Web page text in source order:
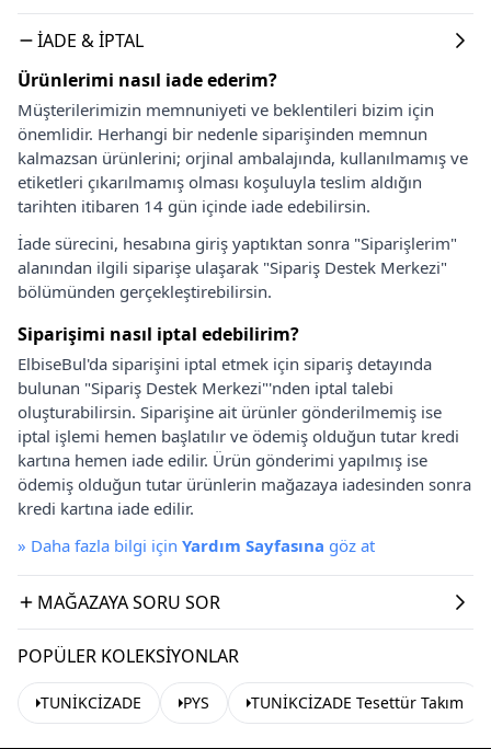
İADE & İPTAL
Ürünlerimi nasıl iade ederim?
Müşterilerimizin memnuniyeti ve beklentileri bizim için
önemlidir. Herhangi bir nedenle siparişinden memnun
kalmazsan ürünlerini; orjinal ambalajında, kullanılmamış ve
etiketleri çıkarılmamış olması koşuluyla teslim aldığın
tarihten itibaren 14 gün içinde iade edebilirsin.
İade sürecini, hesabına giriş yaptıktan sonra "Siparişlerim"
alanından ilgili siparişe ulaşarak "Sipariş Destek Merkezi"
bölümünden gerçekleştirebilirsin.
Siparişimi nasıl iptal edebilirim?
ElbiseBul'da siparişini iptal etmek için sipariş detayında
bulunan "Sipariş Destek Merkezi"'nden iptal talebi
oluşturabilirsin. Siparişine ait ürünler gönderilmemiş ise
iptal işlemi hemen başlatılır ve ödemiş olduğun tutar kredi
kartına hemen iade edilir. Ürün gönderimi yapılmış ise
ödemiş olduğun tutar ürünlerin mağazaya iadesinden sonra
kredi kartına iade edilir.
» Daha fazla bilgi için Yardım Sayfasına göz at
MAĞAZAYA SORU SOR
POPÜLER KOLEKSIYONLAR
TUNİKCİZADE PYS TUNİKCİZADE Tesettür Takım